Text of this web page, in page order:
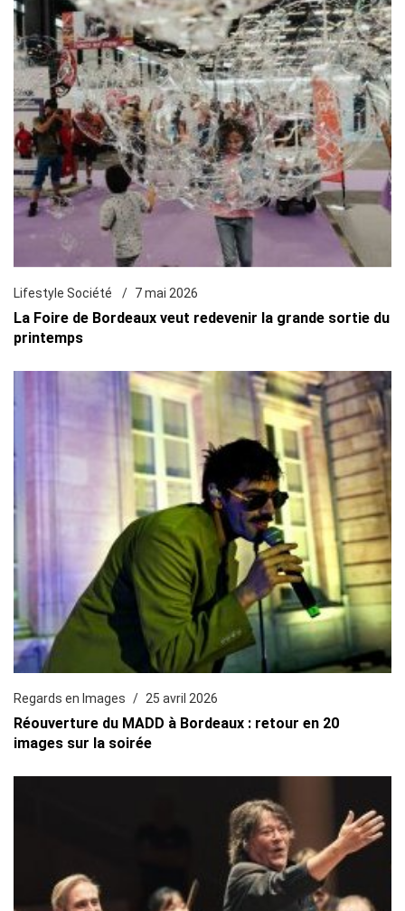
Lifestyle Société 7 mai 2026
La Foire de Bordeaux veut redevenir la grande sortie du
printemps
Regards en Images 25 avril 2026
Réouverture du MADD à Bordeaux : retour en 20
images sur la soirée